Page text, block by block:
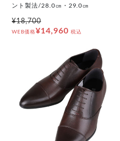
ント製法/28.0㎝・29.0㎝
¥18,700
WEB価格¥14,960 税込